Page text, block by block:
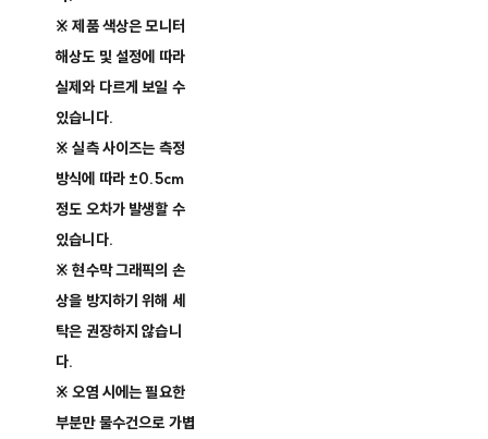
※ 제품 색상은 모니터
해상도 및 설정에 따라
실제와 다르게 보일 수
있습니다.
※ 실측 사이즈는 측정
방식에 따라 ±0.5cm
정도 오차가 발생할 수
있습니다.
※ 현수막 그래픽의 손
상을 방지하기 위해 세
탁은 권장하지 않습니
다.
※ 오염 시에는 필요한
부분만 물수건으로 가볍